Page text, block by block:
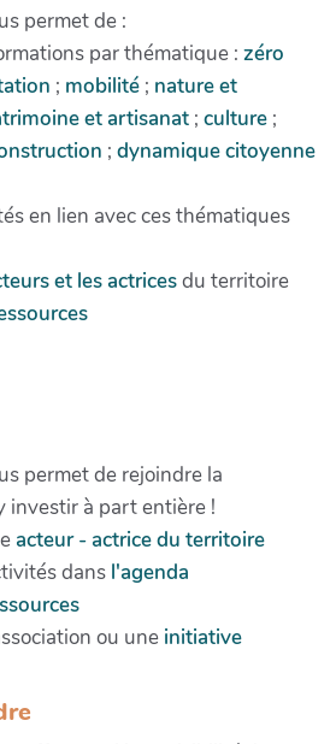
permet de :
par thématique : zéro
; mobilité ; nature et
et artisanat ; culture ;
; dynamique citoyenne
en lien avec ces thématiques
et les actricesdu territoire
permet de rejoindre la
investir à part entière !
acteur - actrice du territoire
dans l'agenda
ou une initiative